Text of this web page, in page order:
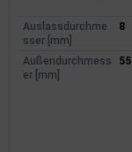
Auslassdurchme
sser [mm]
8
Außendurchmess
er [mm]
55